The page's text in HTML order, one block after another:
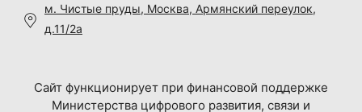
м. Чистые пруды, Москва, Армянский переулок,
д.11/2а
Сайт функционирует при финансовой поддержке
Министерства цифрового развития, связи и